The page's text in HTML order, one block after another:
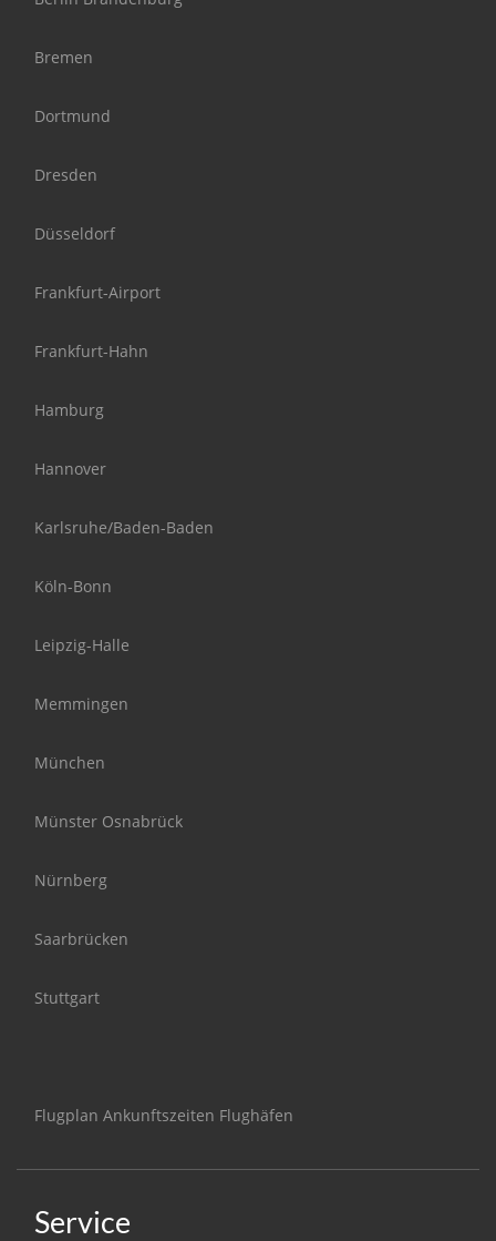
Bremen
Dortmund
Dresden
Düsseldorf
Frankfurt-Airport
Frankfurt-Hahn
Hamburg
Hannover
Karlsruhe/Baden-Baden
Köln-Bonn
Leipzig-Halle
Memmingen
München
Münster Osnabrück
Nürnberg
Saarbrücken
Stuttgart
Flugplan Ankunftszeiten Flughäfen
Service